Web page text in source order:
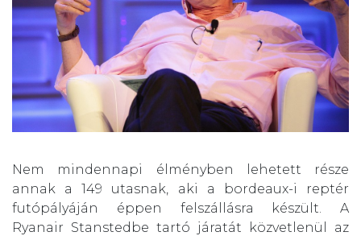
Nem mindennapi élményben lehetett része
annak a 149 utasnak, aki a bordeaux-i reptér
futópályáján éppen felszállásra készült. A
Ryanair Stanstedbe tartó járatát közvetlenül az